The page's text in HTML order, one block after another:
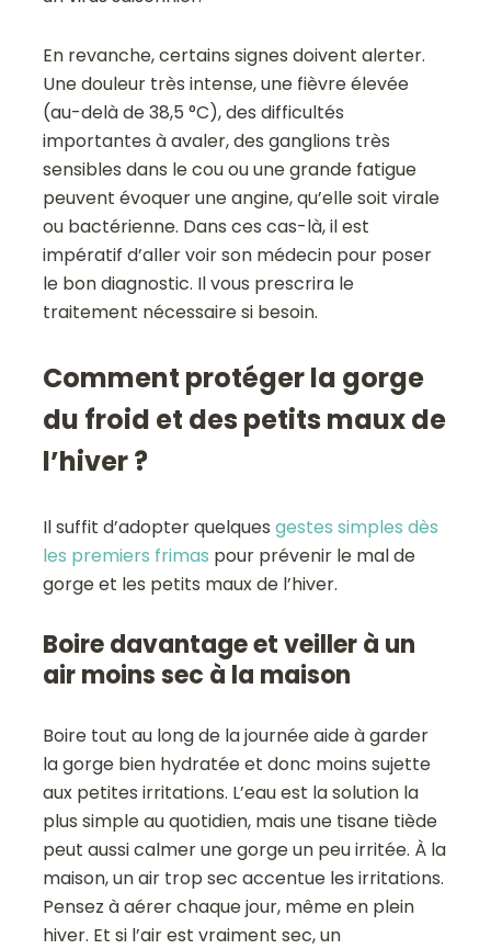
En revanche, certains signes doivent alerter.
Une douleur très intense, une fièvre élevée
(au-delà de 38,5 °C), des difficultés
importantes à avaler, des ganglions très
sensibles dans le cou ou une grande fatigue
peuvent évoquer une angine, qu’elle soit virale
ou bactérienne. Dans ces cas-là, il est
impératif d’aller voir son médecin pour poser
le bon diagnostic. Il vous prescrira le
traitement nécessaire si besoin.
Comment protéger la gorge
du froid et des petits maux de
l’hiver ?
Il suffit d’adopter quelquesgestes simples dès
les premiers frimas pour prévenir le mal de
gorge et les petits maux de l’hiver.
Boire davantage et veiller à un
air moins sec à la maison
Boire tout au long de la journée aide à garder
la gorge bien hydratée et donc moins sujette
aux petites irritations. L’eau est la solution la
plus simple au quotidien, mais une tisane tiède
peut aussi calmer une gorge un peu irritée. À la
maison, un air trop sec accentue les irritations.
Pensez à aérer chaque jour, même en plein
hiver. Et si l’air est vraiment sec, un